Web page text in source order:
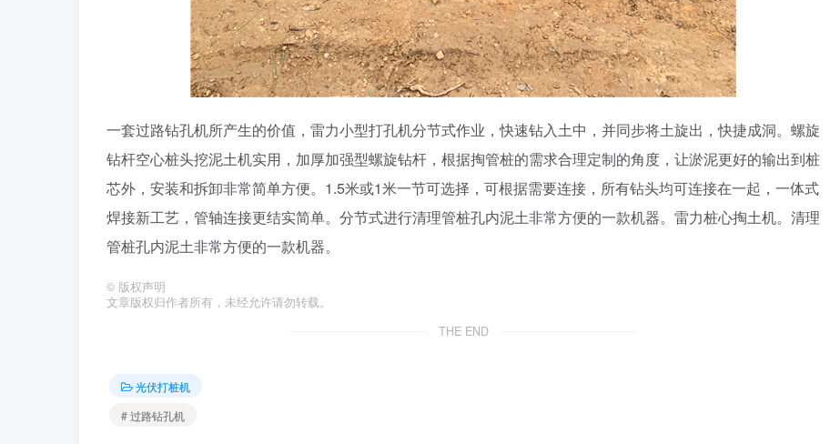
一套过路钻孔机所产生的价值，雷力小型打孔机分节式作业，快速钻入土中，并同步将土旋出，快捷成洞。螺旋
钻杆空心桩头挖泥土机实用，加厚加强型螺旋钻杆，根据掏管桩的需求合理定制的角度，让淤泥更好的输出到桩
芯外，安装和拆卸非常简单方便。1.5米或1米一节可选择，可根据需要连接，所有钻头均可连接在一起，一体式
焊接新工艺，管轴连接更结实简单。分节式进行清理管桩孔内泥土非常方便的一款机器。雷力桩心掏土机。清理
管桩孔内泥土非常方便的一款机器。
© 版权声明
文章版权归作者所有，未经允许请勿转载。
THE END
光伏打桩机
# 过路钻孔机